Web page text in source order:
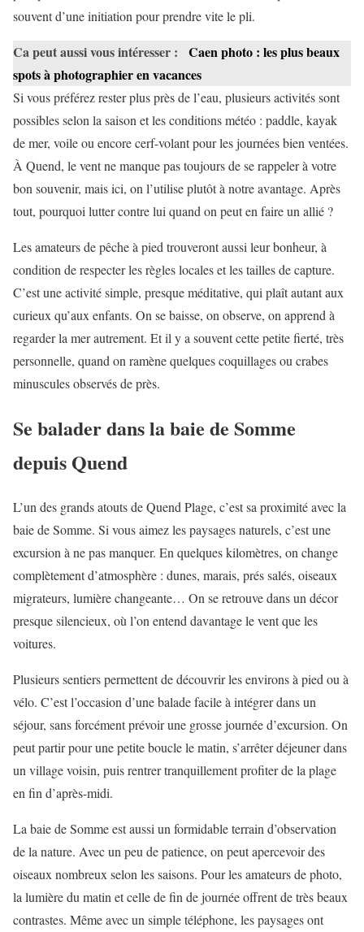
souvent d’une initiation pour prendre vite le pli.
Ca peut aussi vous intéresser :
Caen photo : les plus beaux
spots à photographier en vacances
Si vous préférez rester plus près de l’eau, plusieurs activités sont
possibles selon la saison et les conditions météo : paddle, kayak
de mer, voile ou encore cerf-volant pour les journées bien ventées.
À Quend, le vent ne manque pas toujours de se rappeler à votre
bon souvenir, mais ici, on l’utilise plutôt à notre avantage. Après
tout, pourquoi lutter contre lui quand on peut en faire un allié ?
Les amateurs de pêche à pied trouveront aussi leur bonheur, à
condition de respecter les règles locales et les tailles de capture.
C’est une activité simple, presque méditative, qui plaît autant aux
curieux qu’aux enfants. On se baisse, on observe, on apprend à
regarder la mer autrement. Et il y a souvent cette petite fierté, très
personnelle, quand on ramène quelques coquillages ou crabes
minuscules observés de près.
Se balader dans la baie de Somme
depuis Quend
L’un des grands atouts de Quend Plage, c’est sa proximité avec la
baie de Somme. Si vous aimez les paysages naturels, c’est une
excursion à ne pas manquer. En quelques kilomètres, on change
complètement d’atmosphère : dunes, marais, prés salés, oiseaux
migrateurs, lumière changeante… On se retrouve dans un décor
presque silencieux, où l’on entend davantage le vent que les
voitures.
Plusieurs sentiers permettent de découvrir les environs à pied ou à
vélo. C’est l’occasion d’une balade facile à intégrer dans un
séjour, sans forcément prévoir une grosse journée d’excursion. On
peut partir pour une petite boucle le matin, s’arrêter déjeuner dans
un village voisin, puis rentrer tranquillement profiter de la plage
en fin d’après-midi.
La baie de Somme est aussi un formidable terrain d’observation
de la nature. Avec un peu de patience, on peut apercevoir des
oiseaux nombreux selon les saisons. Pour les amateurs de photo,
la lumière du matin et celle de fin de journée offrent de très beaux
contrastes. Même avec un simple téléphone, les paysages ont